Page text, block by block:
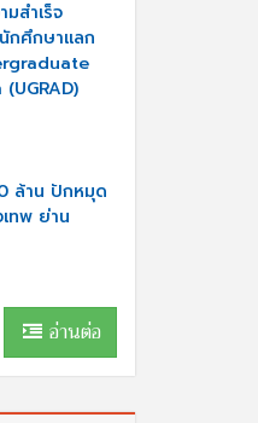
สำเร็จ
กศึกษาแลก
ล้าน ปักหมุด
ทพ ย่าน
อ่านต่อ